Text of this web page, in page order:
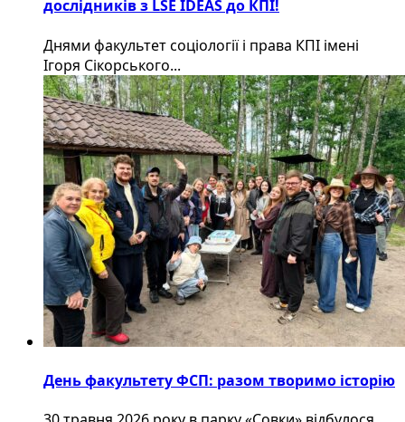
дослідників з LSE IDEAS до КПІ!
Днями факультет соціології і права КПІ імені
Ігоря Сікорського...
День факультету ФСП: разом творимо історію